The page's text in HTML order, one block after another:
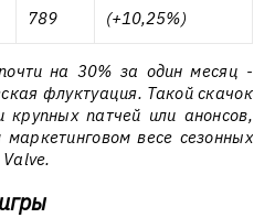
789
(+10,25%)
на 30% за один месяц -
флуктуация. Такой скачок
крупных патчей или анонсов,
маркетинговом весе сезонных